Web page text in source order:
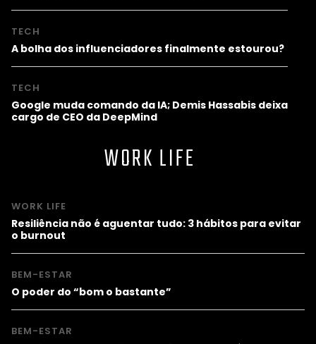
TECH
A bolha dos influenciadores finalmente estourou?
TECH
Google muda comando da IA; Demis Hassabis deixa
cargo de CEO da DeepMind
WORK LIFE
WORK LIFE
Resiliência não é aguentar tudo: 3 hábitos para evitar
o burnout
BEM-ESTAR
O poder do “bom o bastante”
BEM-ESTAR